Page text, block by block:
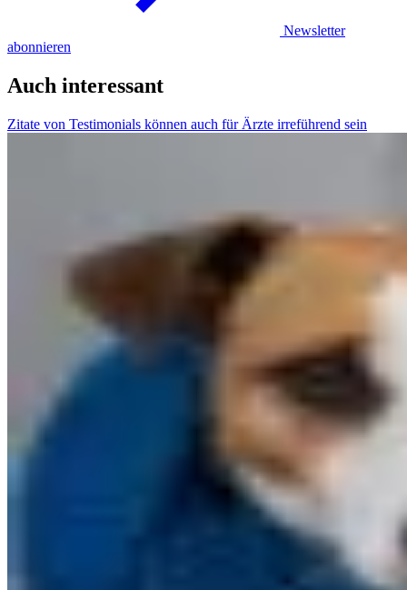
Newsletter
abonnieren
Auch interessant
Zitate von Testimonials können auch für Ärzte irreführend sein